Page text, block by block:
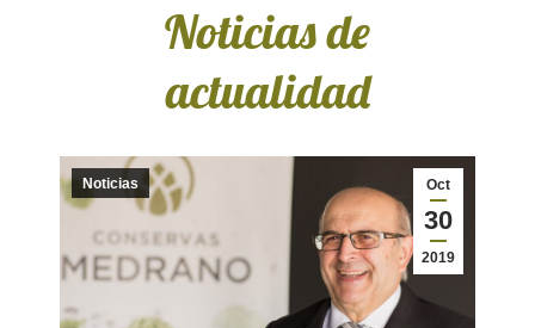
Noticias de
actualidad
Oct
30
2019
Noticias